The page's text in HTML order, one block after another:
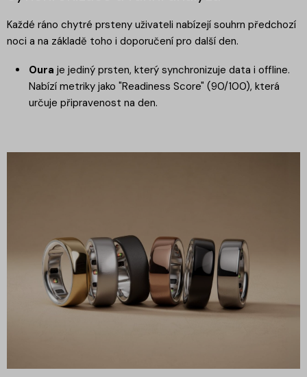
Každé ráno chytré prsteny uživateli nabízejí souhrn předchozí
noci a na základě toho i doporučení pro další den.
Oura je jediný prsten, který synchronizuje data i offline.
Nabízí metriky jako "Readiness Score" (90/100), která
určuje připravenost na den.